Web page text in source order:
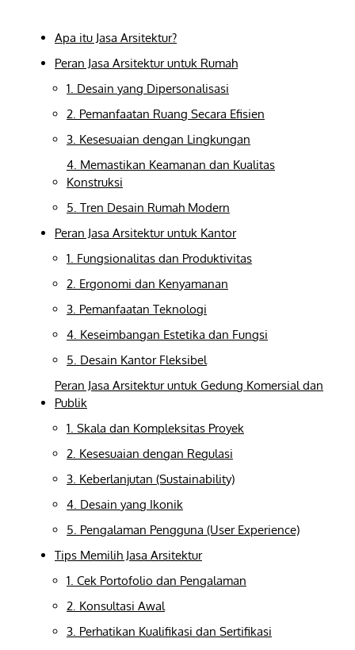
Apa itu Jasa Arsitektur?
Peran Jasa Arsitektur untuk Rumah
1. Desain yang Dipersonalisasi
2. Pemanfaatan Ruang Secara Efisien
3. Kesesuaian dengan Lingkungan
4. Memastikan Keamanan dan Kualitas
Konstruksi
5. Tren Desain Rumah Modern
Peran Jasa Arsitektur untuk Kantor
1. Fungsionalitas dan Produktivitas
2. Ergonomi dan Kenyamanan
3. Pemanfaatan Teknologi
4. Keseimbangan Estetika dan Fungsi
5. Desain Kantor Fleksibel
Peran Jasa Arsitektur untuk Gedung Komersial dan
Publik
1. Skala dan Kompleksitas Proyek
2. Kesesuaian dengan Regulasi
3. Keberlanjutan (Sustainability)
4. Desain yang Ikonik
5. Pengalaman Pengguna (User Experience)
Tips Memilih Jasa Arsitektur
1. Cek Portofolio dan Pengalaman
2. Konsultasi Awal
3. Perhatikan Kualifikasi dan Sertifikasi